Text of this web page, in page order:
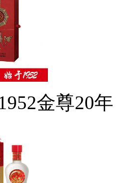
金尊20年